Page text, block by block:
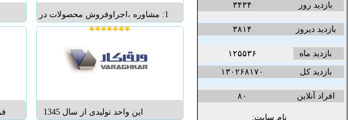
1: مشاوره ،اجراوفروش محصولات در
زمینه ایزولاسیون وآب بندی و مقاوم
ورطوبت جایگزین قیر وایزوگام دارای
گواهینامه ثبت اختراع، تاییدیه مرکز
این واحد تولیدی از سال 1345
بازدید روز
۳۴۳۴
بازدید دیروز ۳۸۱۴
بازدید ماه ۱۲۵۵۳۶
بازدید کل ۱۳۰۲۶۸۱۷۰
افراد آنلاین ۸۰
نام سایت: